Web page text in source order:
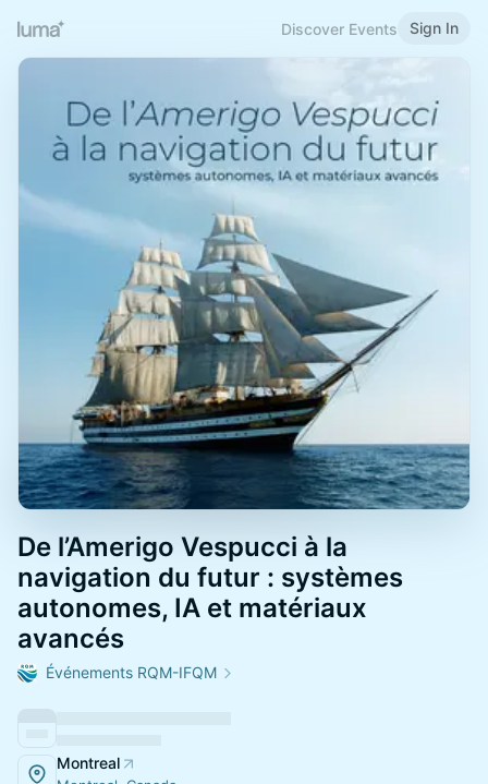
Discover Events Sign In
De l’Amerigo Vespucci à la
navigation du futur : systèmes
autonomes, IA et matériaux
avancés
Événements RQM-IFQM
Montreal